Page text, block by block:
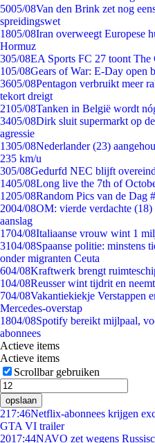
5005/08Van den Brink zet nog
spreidingswet
1805/08Iran overweegt Europese
Hormuz
305/08EA Sports FC 27 toont The
105/08Gears of War: E-Day open
3605/08Pentagon verbruikt meer
tekort dreigt
2105/08Tanken in België wordt
3405/08Dirk sluit supermarkt op
agressie
1305/08Nederlander (23)
235 km/u
305/08Gedurfd NEC blijft
1405/08Long live the 7th of
1205/08Random Pics van de Dag
2004/08OM: vierde verdachte (18)
aanslag
1704/08Italiaanse vrouw wint 1
3104/08Spaanse politie: minstens
onder migranten Ceuta
604/08Kraftwerk brengt
104/08Reusser wint tijdrit en
704/08Vakantiekiekje Verstappen
Mercedes-overstap
1804/08Spotify bereikt mijlpaal,
abonnees
Actieve items
Actieve items
Scrollbar gebruiken
opslaan
217:46Netflix-abonnees krijgen
GTA VI trailer
2017:44NAVO zet wegens